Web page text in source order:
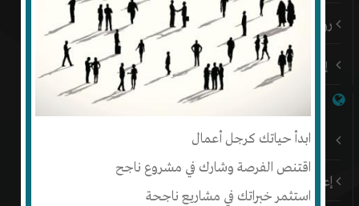
ابدأ حياتك كرجل أعمال
اقتنص الفرصة وشارك في مشروع ناجح
استثمر خبراتك في مشاريع ناجحة
رؤيتنا
إتصل بنا
باقات إنتج المميزة
إعلن على إنتج